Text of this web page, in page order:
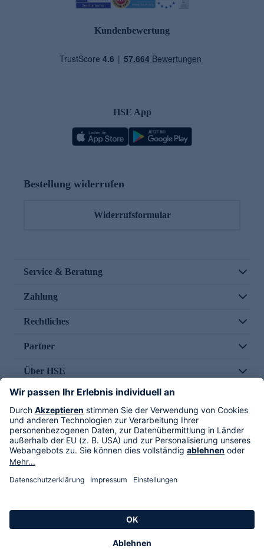
Kundenbewertung
HSE App
Bestellung widerrufen
Widerrufsformular
Service & Beratung
Zahlung
Rechtliches
Partner
Über HSE
Im TV
HSE International